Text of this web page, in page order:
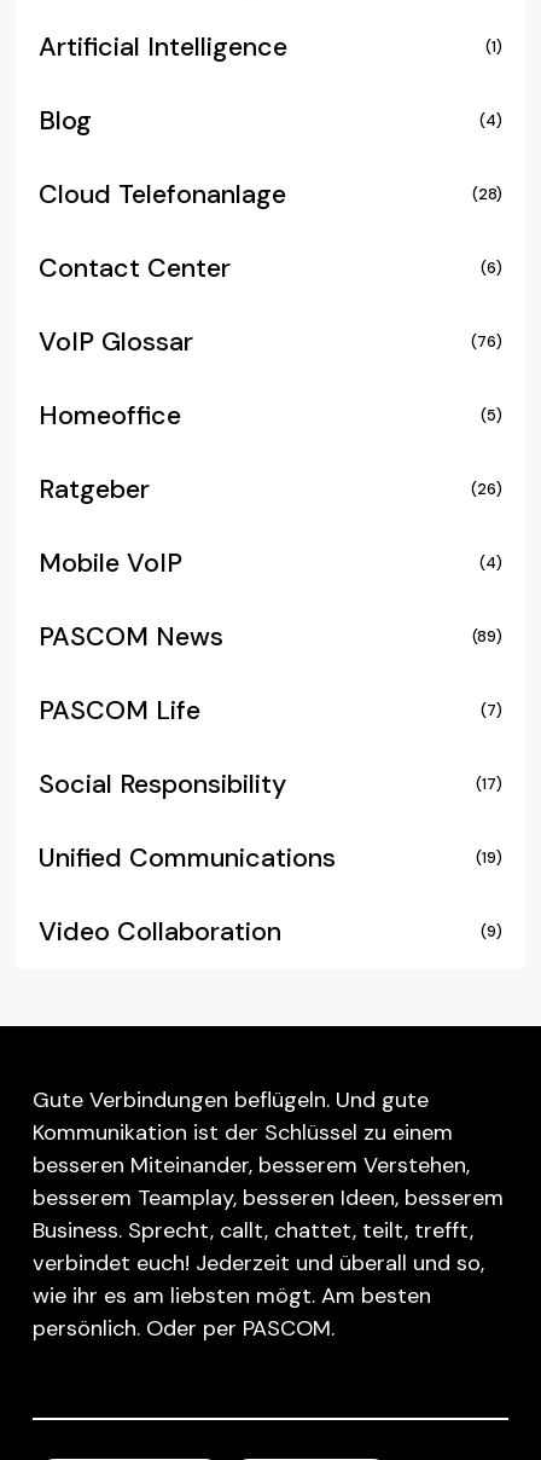
Artificial Intelligence
(1)
Blog (4)
Cloud Telefonanlage (28)
Contact Center (6)
VoIP Glossar (76)
Homeoffice (5)
Ratgeber (26)
Mobile VoIP (4)
PASCOM News (89)
PASCOM Life (7)
Social Responsibility (17)
Unified Communications (19)
Video Collaboration (9)
Gute Verbindungen beflügeln. Und gute
Kommunikation ist der Schlüssel zu einem
besseren Miteinander, besserem Verstehen,
besserem Teamplay, besseren Ideen, besserem
Business. Sprecht, callt, chattet, teilt, trefft,
verbindet euch! Jederzeit und überall und so,
wie ihr es am liebsten mögt. Am besten
persönlich. Oder per PASCOM.